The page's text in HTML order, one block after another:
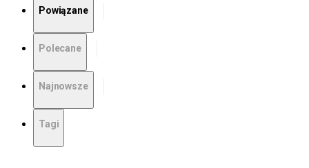
Powiązane
Polecane
Najnowsze
Tagi